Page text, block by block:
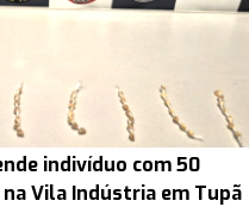
indivíduo com 50
Vila Indústria em Tupã